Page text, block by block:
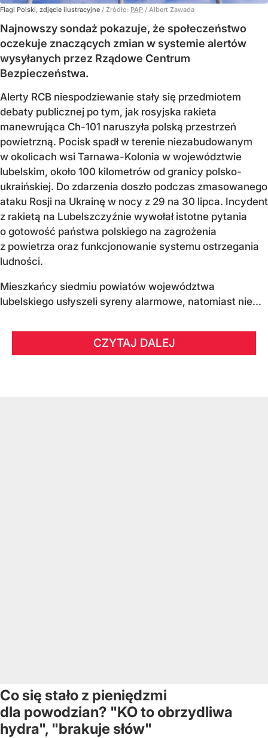
Flagi Polski, zdjęcie ilustracyjne / Źródło: PAP / Albert Zawada
Najnowszy sondaż pokazuje, że społeczeństwo
oczekuje znaczących zmian w systemie alertów
wysyłanych przez Rządowe Centrum
Bezpieczeństwa.
Alerty RCB niespodziewanie stały się przedmiotem
debaty publicznej po tym, jak rosyjska rakieta
manewrująca Ch-101 naruszyła polską przestrzeń
powietrzną. Pocisk spadł w terenie niezabudowanym
w okolicach wsi Tarnawa-Kolonia w województwie
lubelskim, około 100 kilometrów od granicy polsko-
ukraińskiej. Do zdarzenia doszło podczas zmasowanego
ataku Rosji na Ukrainę w nocy z 29 na 30 lipca. Incydent
z rakietą na Lubelszczyźnie wywołał istotne pytania
o gotowość państwa polskiego na zagrożenia
z powietrza oraz funkcjonowanie systemu ostrzegania
ludności.
Mieszkańcy siedmiu powiatów województwa
lubelskiego usłyszeli syreny alarmowe, natomiast nie...
CZYTAJ DALEJ
Co się stało z pieniędzmi
dla powodzian? "KO to obrzydliwa
hydra", "brakuje słów"